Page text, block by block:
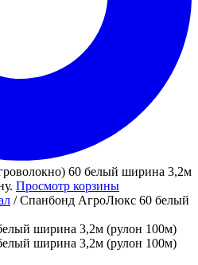
60 белый ширина 3,2м
Просмотр корзины
/ Спанбонд АгроЛюкс 60 белый